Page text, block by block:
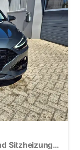
1.6 T-GDI 150PS Automatik Trend Sitzheizung Lenkradheizung Klimaautomatik PDC v+h Rückf.Kamera Navi Apple CarPlay + Android Auto 16"LM